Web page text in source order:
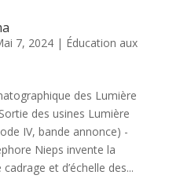
7, 2024| Éducation aux
des Lumière
des usines Lumière
IV, bande annonce) -
Nieps invente la
et d’échelle des...